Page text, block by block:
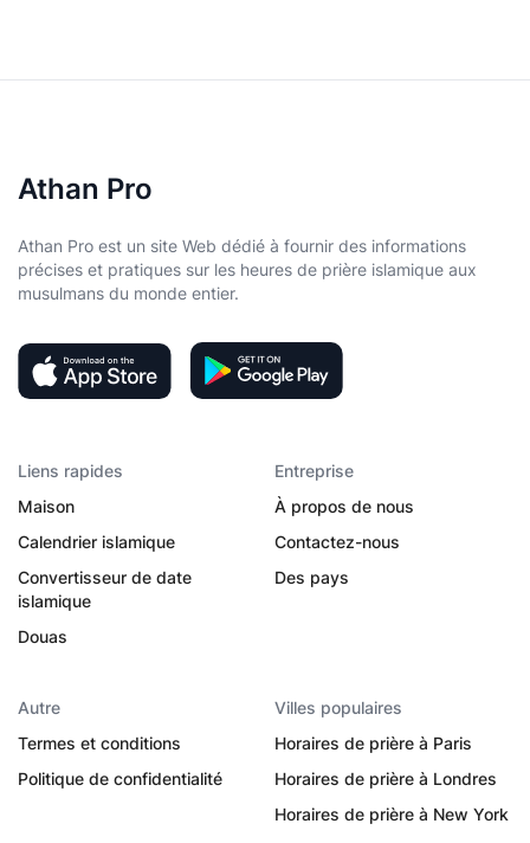
Athan Pro
Athan Pro est un site Web dédié à fournir des informations
précises et pratiques sur les heures de prière islamique aux
musulmans du monde entier.
Liens rapides
Maison
Calendrier islamique
Convertisseur de date
islamique
Douas
Entreprise
À propos de nous
Contactez-nous
Des pays
Autre
Termes et conditions
Politique de confidentialité
Villes populaires
Horaires de prière à Paris
Horaires de prière à Londres
Horaires de prière à New York